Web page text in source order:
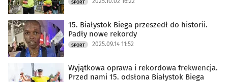
SPORT
15. Białystok Biega przeszedł do historii.
Padły nowe rekordy
SPORT 2025.09.14 11:52
Wyjątkowa oprawa i rekordowa frekwencja.
Przed nami 15. odsłona Białystok Biega